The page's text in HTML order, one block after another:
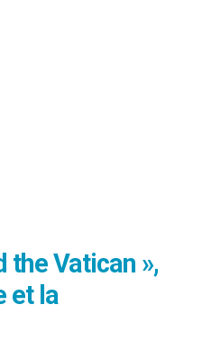
the Vatican »,
et la